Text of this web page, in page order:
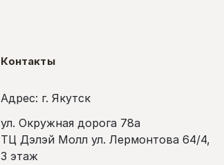
Контакты
Адрес: г. Якутск
ул. Окружная дорога 78а
ТЦ Дэлэй Молл ул. Лермонтова 64/4,
3 этаж